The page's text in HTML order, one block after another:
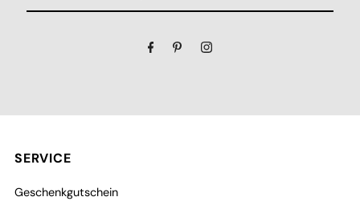
SERVICE
Geschenkgutschein